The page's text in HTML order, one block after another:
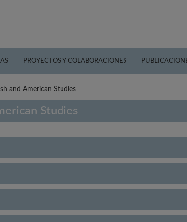
PROYECTOS Y COLABORACIONES
and American Studies
Studies